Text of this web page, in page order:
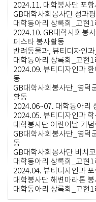
2024.11. 대학봉사단 포
GB대학사회봉사단 성과
대학동아리 상록회_고현
2024.10. GB대학사회봉
페스타 봉사활동
반려동물과, 뷰티디자인
대학동아리 상록회_고현
2024.09. 뷰티디자인과
동
GB대학사회봉사단_영덕
활동
2024.06~07. 대학동아리
2024.05. 뷰티디자인과
대학봉사단 어린이날 기
GB대학사회봉사단_영덕
동
GB대학사회봉사단 비치
대학동아리 상록회_고현
2024.04. 뷰티디자인과
대학봉사단 해변마라톤
대학동아리 상록회_고현